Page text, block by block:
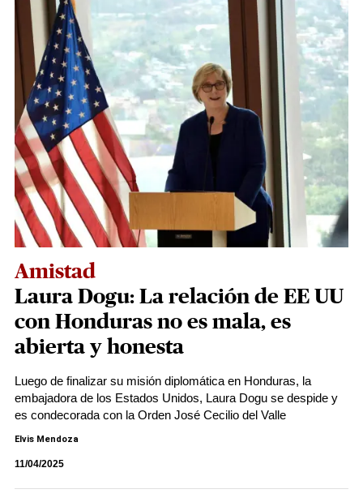
Amistad
Laura Dogu: La relación de EE UU
con Honduras no es mala, es
abierta y honesta
Luego de finalizar su misión diplomática en Honduras, la
embajadora de los Estados Unidos, Laura Dogu se despide y
es condecorada con la Orden José Cecilio del Valle
Elvis Mendoza
11/04/2025